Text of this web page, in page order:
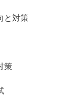
と対策
策